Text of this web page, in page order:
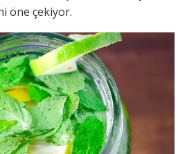
öne çekiyor.